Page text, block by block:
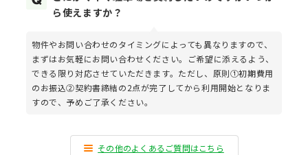
ら使えますか？
物件やお問い合わせのタイミングによっても異なりますので、
まずはお気軽にお問い合わせください。ご希望に添えるよう、
できる限り対応させていただきます。ただし、原則①初期費用
のお振込②契約書締結の2点が完了してから利用開始となりま
すので、予めご了承ください。
その他のよくあるご質問はこちら